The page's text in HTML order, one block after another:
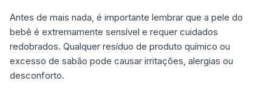
Antes de mais nada, é importante lembrar que a pele do
bebê é extremamente sensível e requer cuidados
redobrados. Qualquer resíduo de produto químico ou
excesso de sabão pode causar irritações, alergias ou
desconforto.